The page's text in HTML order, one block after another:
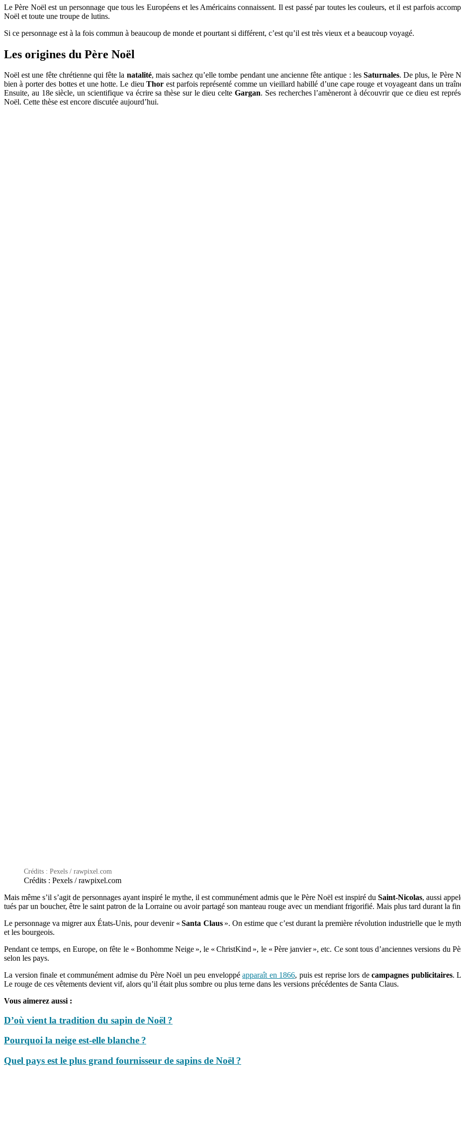
Le Père Noël est un personnage que tous les Européens et les Américains connaissent. Il est passé par toutes les couleurs, et il est parfois
Noël et toute une troupe de lutins.
Si ce personnage est à la fois commun à beaucoup de monde et pourtant si différent, c’est qu’il est très vieux et a beaucoup voyagé.
Les origines du Père Noël
Noël est une fête chrétienne qui fête la natalité, mais sachez qu’elle tombe pendant une ancienne fête antique : les Saturnales. De plus, le Père
bien à porter des bottes et une hotte. Le dieuThor est parfois représenté comme un vieillard habillé d’une cape rouge et voyageant dans un
Ensuite, au 18e siècle, un scientifique va écrire sa thèse sur le dieu celteGargan. Ses recherches l’amèneront à découvrir que ce dieu est
Noël. Cette thèse est encore discutée aujourd’hui.
Crédits : Pexels / rawpixel.com
Crédits : Pexels / rawpixel.com
Mais même s’il s’agit de personnages ayant inspiré le mythe, il est communément admis que le Père Noël est inspiré du Saint-Nicolas, aussi
tués par un boucher, être le saint patron de la Lorraine ou avoir partagé son manteau rouge avec un mendiant frigorifié. Mais plus tard durant la
Le personnage va migrer aux États-Unis, pour devenir «Santa Claus». On estime que c’est durant la première révolution industrielle que le
et les bourgeois.
Pendant ce temps, en Europe, on fête le « Bonhomme Neige », le « ChristKind », le « Père janvier », etc. Ce sont tous d’anciennes versions du
selon les pays.
La version finale et communément admise du Père Noël un peu enveloppéapparaît en 1866, puis est reprise lors decampagnes publicitaires.
Le rouge de ces vêtements devient vif, alors qu’il était plus sombre ou plus terne dans les versions précédentes de Santa Claus.
Vous aimerez aussi :
D’où vient la tradition du sapin de Noël ?
Pourquoi la neige est-elle blanche ?
Quel pays est le plus grand fournisseur de sapins de Noël ?